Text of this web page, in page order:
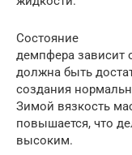
Состояние
демпфера зависит
должна быть
создания
Зимой вязкость
повышается, что
высоким.